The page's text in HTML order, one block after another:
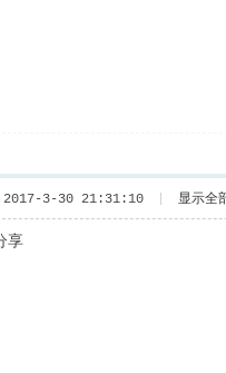
2017-3-30 21:31:10 显示全
享